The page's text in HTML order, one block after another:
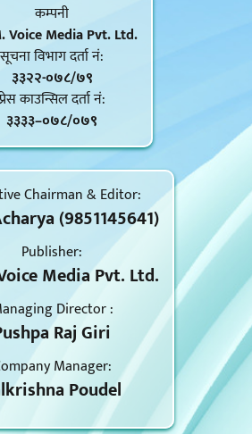
कम्पनी
Voice Media Pvt. Ltd.
सूचना विभाग दर्ता नं‍:
३३२२-०७८/७९
काउन्सिल दर्ता नं‍:
३३३३–०७८/०७९
Chairman & Editor:
(9851145641)
Publisher:
Media Pvt. Ltd.
Director :
Raj Giri
Manager:
Poudel